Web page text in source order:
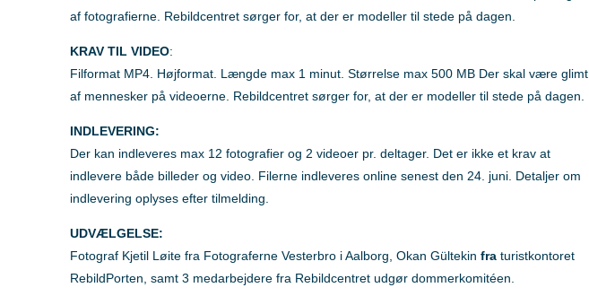
af fotografierne. Rebildcentret sørger for, at der er modeller til stede på dagen.
KRAV TIL VIDEO:
Filformat MP4. Højformat. Længde max 1 minut. Størrelse max 500 MB Der skal være glimt
af mennesker på videoerne. Rebildcentret sørger for, at der er modeller til stede på dagen.
INDLEVERING:
Der kan indleveres max 12 fotografier og 2 videoer pr. deltager. Det er ikke et krav at
indlevere både billeder og video. Filerne indleveres online senest den 24. juni. Detaljer om
indlevering oplyses efter tilmelding.
UDVÆLGELSE:
Fotograf Kjetil Løite fra Fotograferne Vesterbro i Aalborg, Okan Gültekin fra turistkontoret
RebildPorten, samt 3 medarbejdere fra Rebildcentret udgør dommerkomitéen.